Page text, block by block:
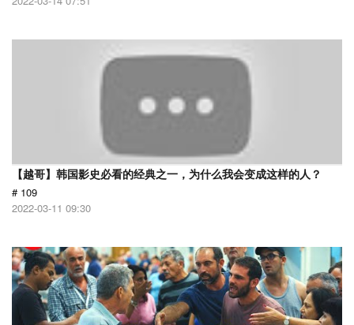
【越哥】韩国影史必看的经典之一，为什么我会变成这样的人？
# 109
2022-03-11 09:30